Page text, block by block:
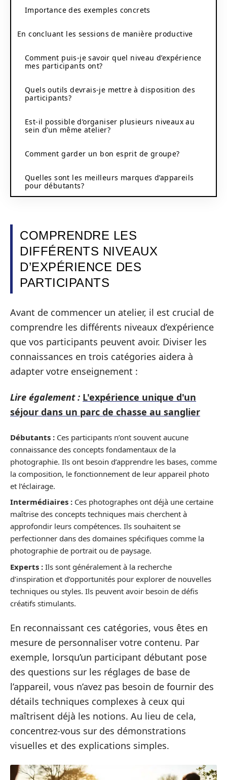
Importance des exemples concrets
En concluant les sessions de manière productive
Comment puis-je savoir quel niveau d’expérience
mes participants ont?
Quels outils devrais-je mettre à disposition des
participants?
Est-il possible d’organiser plusieurs niveaux au
sein d’un même atelier?
Comment garder un bon esprit de groupe?
Quelles sont les meilleurs marques d’appareils
pour débutants?
COMPRENDRE LES
DIFFÉRENTS NIVEAUX
D’EXPÉRIENCE DES
PARTICIPANTS
Avant de commencer un atelier, il est crucial de
comprendre les différents niveaux d’expérience
que vos participants peuvent avoir. Diviser les
connaissances en trois catégories aidera à
adapter votre enseignement :
Lire également : L'expérience unique d'un
séjour dans un parc de chasse au sanglier
Débutants : Ces participants n’ont souvent aucune
connaissance des concepts fondamentaux de la
photographie. Ils ont besoin d’apprendre les bases, comme
la composition, le fonctionnement de leur appareil photo
et l’éclairage.
Intermédiaires : Ces photographes ont déjà une certaine
maîtrise des concepts techniques mais cherchent à
approfondir leurs compétences. Ils souhaitent se
perfectionner dans des domaines spécifiques comme la
photographie de portrait ou de paysage.
Experts : Ils sont généralement à la recherche
d’inspiration et d’opportunités pour explorer de nouvelles
techniques ou styles. Ils peuvent avoir besoin de défis
créatifs stimulants.
En reconnaissant ces catégories, vous êtes en
mesure de personnaliser votre contenu. Par
exemple, lorsqu’un participant débutant pose
des questions sur les réglages de base de
l’appareil, vous n’avez pas besoin de fournir des
détails techniques complexes à ceux qui
maîtrisent déjà les notions. Au lieu de cela,
concentrez-vous sur des démonstrations
visuelles et des explications simples.